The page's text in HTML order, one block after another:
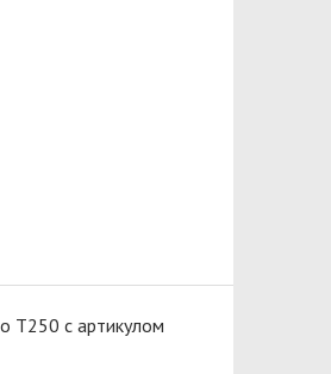
T250 с артикулом